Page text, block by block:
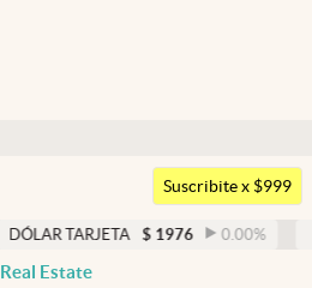
Argentina
Suscribite x $999
$ 1976 0.00% DÓLAR MEP
Real Estate